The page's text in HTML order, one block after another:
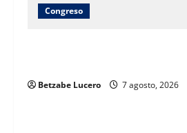
Congreso
Betzabe Lucero 7 agosto, 2026